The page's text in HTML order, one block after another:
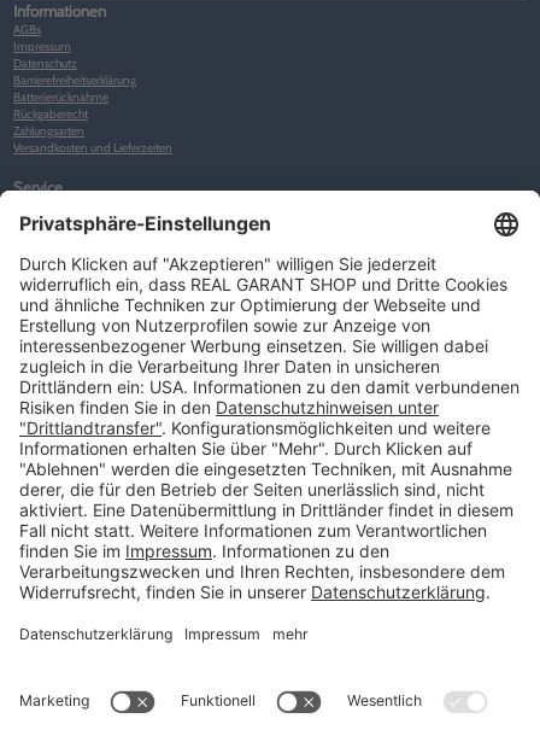
Informationen
AGBs
Impressum
Datenschutz
Barrierefreiheitserklärung
Batterierücknahme
Rückgaberecht
Zahlungsarten
Versandkosten und Lieferzeiten
Service
Warenkorb
Neues Kunden-Konto anlegen
Newsletter
Kontakt
FAQs
Über uns
Kategorien
Betriebsorganisation (52)
Schlüsselorganisation (140)
Reifenorganisation (35)
Werkstattorganisation (166)
Preisauszeichnung und Preisdisplays (35)
Formulare KFZ und Werkstatt (34)
Kennzeichenhalter (49)
KFZ-Verkauf und KFZ-Präsentation (19)
Aussenwerbung (47)
Prospektpräsentation, Infosysteme (29)
Werbeartikel und Give-Aways (212)
SALES OFF (14)